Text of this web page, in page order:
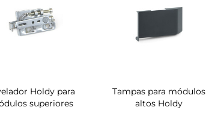
Holdy para
superiores
Tampas para módulos
altos Holdy